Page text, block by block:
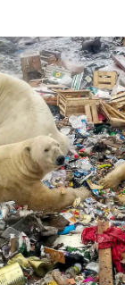
Sinar
soalan kaji selidik
tunai.
bangsa
Etnik
Lain lain
VPoints:0